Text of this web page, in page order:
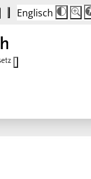
Englisch
Die
100